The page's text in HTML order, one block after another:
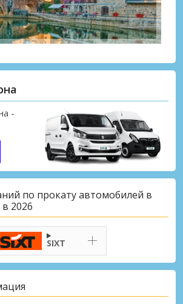
-
по прокату автомобилей в
2026
SIXT